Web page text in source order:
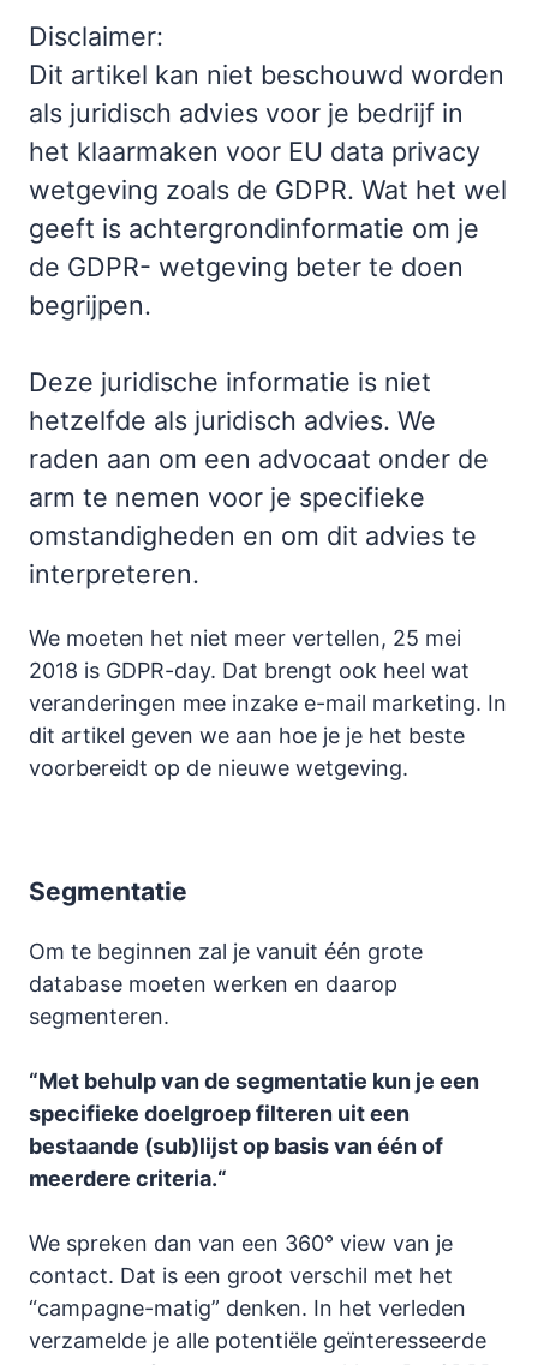
Disclaimer:
Dit artikel kan niet beschouwd worden
als juridisch advies voor je bedrijf in
het klaarmaken voor EU data privacy
wetgeving zoals de GDPR. Wat het wel
geeft is achtergrondinformatie om je
de GDPR- wetgeving beter te doen
begrijpen.
Deze juridische informatie is niet
hetzelfde als juridisch advies. We
raden aan om een advocaat onder de
arm te nemen voor je specifieke
omstandigheden en om dit advies te
interpreteren.
We moeten het niet meer vertellen, 25 mei
2018 is GDPR-day. Dat brengt ook heel wat
veranderingen mee inzake e-mail marketing. In
dit artikel geven we aan hoe je je het beste
voorbereidt op de nieuwe wetgeving.
Segmentatie
Om te beginnen zal je vanuit één grote
database moeten werken en daarop
segmenteren.
“Met behulp van de segmentatie kun je een
specifieke doelgroep filteren uit een
bestaande (sub)lijst op basis van één of
meerdere criteria.“
We spreken dan van een 360° view van je
contact. Dat is een groot verschil met het
“campagne-matig” denken. In het verleden
verzamelde je alle potentiële geïnteresseerde